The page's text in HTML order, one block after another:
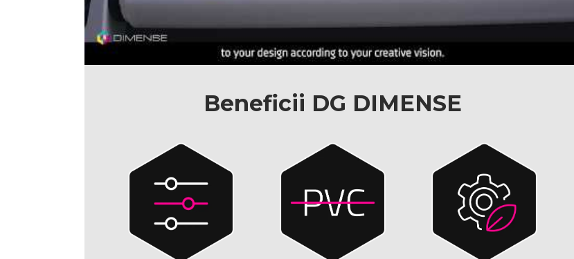
Beneficii DG DIMENSE